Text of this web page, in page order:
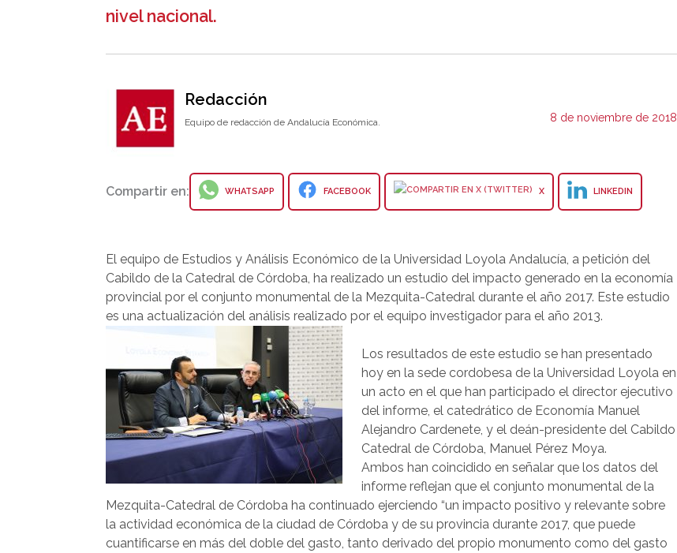
nivel nacional.
Redacción
Equipo de redacción de Andalucía Económica. 8 de noviembre de 2018
Compartir en: WHATSAPP FACEBOOK X LINKEDIN
El equipo de Estudios y Análisis Económico de la Universidad Loyola Andalucía, a petición del
Cabildo de la Catedral de Córdoba, ha realizado un estudio del impacto generado en la economía
provincial por el conjunto monumental de la Mezquita-Catedral durante el año 2017. Este estudio
es una actualización del análisis realizado por el equipo investigador para el año 2013.
Los resultados de este estudio se han presentado
hoy en la sede cordobesa de la Universidad Loyola en
un acto en el que han participado el director ejecutivo
del informe, el catedrático de Economía Manuel
Alejandro Cardenete, y el deán-presidente del Cabildo
Catedral de Córdoba, Manuel Pérez Moya.
Ambos han coincidido en señalar que los datos del
informe reflejan que el conjunto monumental de la
Mezquita-Catedral de Córdoba ha continuado ejerciendo “un impacto positivo y relevante sobre
la actividad económica de la ciudad de Córdoba y de su provincia durante 2017, que puede
cuantificarse en más del doble del gasto, tanto derivado del propio monumento como del gasto